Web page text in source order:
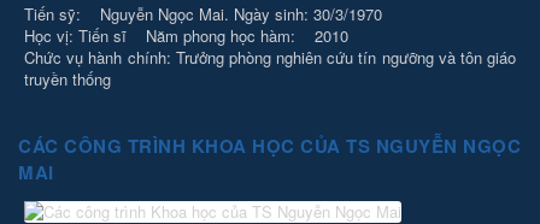
Tiến sỹ: Nguyễn Ngọc Mai. Ngày sinh: 30/3/1970
Học vị: Tiến sĩ Năm phong học hàm: 2010
Chức vụ hành chính: Trưởng phòng nghiên cứu tín ngưỡng và tôn giáo
truyền thống
CÁC CÔNG TRÌNH KHOA HỌC CỦA TS NGUYỄN NGỌC
MAI